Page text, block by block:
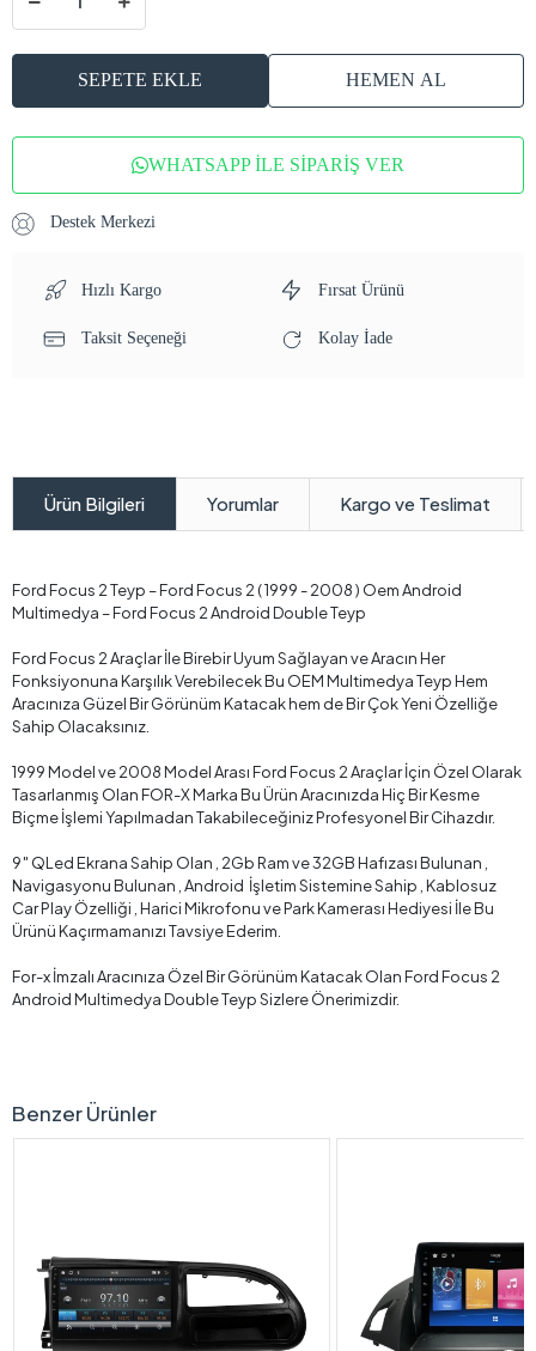
SEPETE EKLE HEMEN AL
WHATSAPP İLE SİPARİŞ VER
Destek Merkezi
Hızlı Kargo Fırsat Ürünü
Taksit Seçeneği Kolay İade
Ürün Bilgileri Yorumlar Kargo ve Teslimat
Ford Focus 2 Teyp – Ford Focus 2 ( 1999 - 2008 ) Oem Android
Multimedya – Ford Focus 2 Android Double Teyp
Ford Focus 2 Araçlar İle Birebir Uyum Sağlayan ve Aracın Her
Fonksiyonuna Karşılık Verebilecek Bu OEM Multimedya Teyp Hem
Aracınıza Güzel Bir Görünüm Katacak hem de Bir Çok Yeni Özelliğe
Sahip Olacaksınız.
1999 Model ve 2008 Model Arası Ford Focus 2 Araçlar İçin Özel Olarak
Tasarlanmış Olan FOR-X Marka Bu Ürün Aracınızda Hiç Bir Kesme
Biçme İşlemi Yapılmadan Takabileceğiniz Profesyonel Bir Cihazdır.
9″ QLed Ekrana Sahip Olan , 2Gb Ram ve 32GB Hafızası Bulunan ,
Navigasyonu Bulunan , Android İşletim Sistemine Sahip , Kablosuz
Car Play Özelliği , Harici Mikrofonu ve Park Kamerası Hediyesi İle Bu
Ürünü Kaçırmamanızı Tavsiye Ederim.
For-x İmzalı Aracınıza Özel Bir Görünüm Katacak Olan Ford Focus 2
Android Multimedya Double Teyp Sizlere Önerimizdir.
Benzer Ürünler